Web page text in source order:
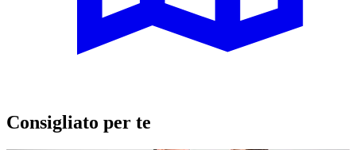
Consigliato per te